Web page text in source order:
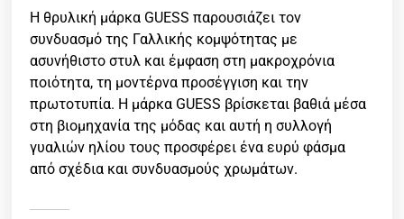
Η θρυλική μάρκα GUESS παρουσιάζει τον
συνδυασμό της Γαλλικής κομψότητας με
ασυνήθιστο στυλ και έμφαση στη μακροχρόνια
ποιότητα, τη μοντέρνα προσέγγιση και την
πρωτοτυπία. Η μάρκα GUESS βρίσκεται βαθιά μέσα
στη βιομηχανία της μόδας και αυτή η συλλογή
γυαλιών ηλίου τους προσφέρει ένα ευρύ φάσμα
από σχέδια και συνδυασμούς χρωμάτων.